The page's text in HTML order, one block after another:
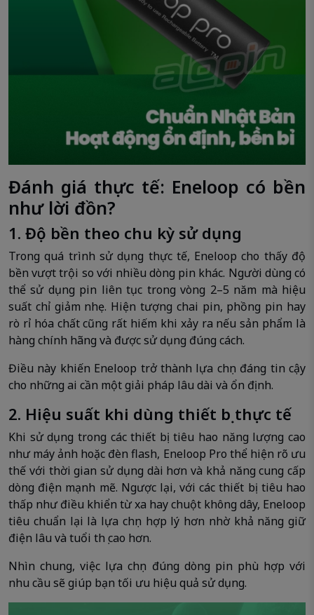
Đánh giá thực tế: Eneloop có bền
như lời đồn?
1. Độ bền theo chu kỳ sử dụng
Trong quá trình sử dụng thực tế, Eneloop cho thấy độ
bền vượt trội so với nhiều dòng pin khác. Người dùng có
thể sử dụng pin liên tục trong vòng 2–5 năm mà hiệu
suất chỉ giảm nhẹ. Hiện tượng chai pin, phồng pin hay
rò rỉ hóa chất cũng rất hiếm khi xảy ra nếu sản phẩm là
hàng chính hãng và được sử dụng đúng cách.
Điều này khiến Eneloop trở thành lựa chọn đáng tin cậy
cho những ai cần một giải pháp lâu dài và ổn định.
2. Hiệu suất khi dùng thiết bị thực tế
Khi sử dụng trong các thiết bị tiêu hao năng lượng cao
như máy ảnh hoặc đèn flash, Eneloop Pro thể hiện rõ ưu
thế với thời gian sử dụng dài hơn và khả năng cung cấp
dòng điện mạnh mẽ. Ngược lại, với các thiết bị tiêu hao
thấp như điều khiển từ xa hay chuột không dây, Eneloop
tiêu chuẩn lại là lựa chọn hợp lý hơn nhờ khả năng giữ
điện lâu và tuổi thọ cao hơn.
Nhìn chung, việc lựa chọn đúng dòng pin phù hợp với
nhu cầu sẽ giúp bạn tối ưu hiệu quả sử dụng.